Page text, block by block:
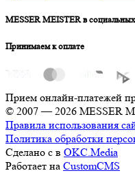
MESSER MEISTER в
Принимаем к оплате
Прием онлайн-платежей
© 2007 — 2026 MESSER
Правила использования
Политика обработки
Сделано с в OKC.Media
Работает на CustomCMS